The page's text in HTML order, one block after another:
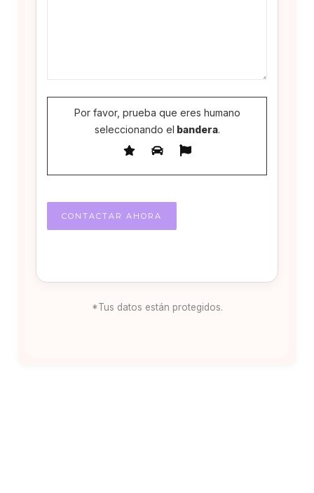
Por favor, prueba que eres humano
seleccionando el bandera.
*Tus datos están protegidos.